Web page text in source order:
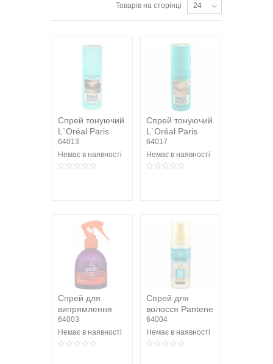
Товарів на сторінці 24
Спрей тонуючий
L`Oréal Paris
Magic Retouch
Каштановий
75мл
64013
Немає в наявності
Спрей тонуючий
L`Oréal Paris
світло-русявий
75мл
64017
Немає в наявності
Спрей для
випрямлення
волосся Got2B
straight on 4 days
200мл
64003
Немає в наявності
Спрей для
волосся Pantene
Pro-V Aqua Light
150мл
64004
Немає в наявності